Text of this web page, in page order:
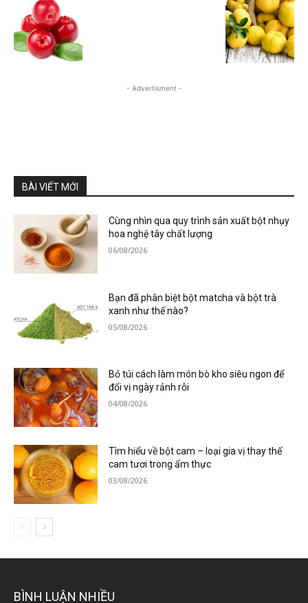
- Advertisment -
BÀI VIẾT MỚI
Cùng nhìn qua quy trình sản xuất bột nhụy
hoa nghệ tây chất lượng
06/08/2026
Bạn đã phân biệt bột matcha và bột trà
xanh như thế nào?
05/08/2026
Bỏ túi cách làm món bò kho siêu ngon để
đổi vị ngày rảnh rỗi
04/08/2026
Tìm hiểu về bột cam – loại gia vị thay thế
cam tươi trong ẩm thực
03/08/2026
BÌNH LUẬN NHIỀU